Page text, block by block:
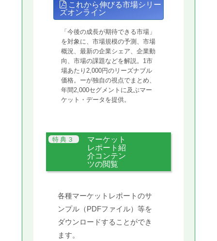
これから伸びる市場シリー
ズオンライン
「今後の成長が期待できる市場」
を対象に、市場規模の予測、市場
概況、最新の企業シェア、企業動
向、市場の課題などを解説。1市
場あたり2,000円のリーズナブル
価格。ーが独自の視点でまとめ、
年間2,000セグメントに及ぶマー
ケット・データを提供。
マーケット
レポート紹
介コンテン
ツの閲覧
各種マーケットレポートのサ
ンプル（PDFファイル）等を
ダウンロードすることができ
ます。